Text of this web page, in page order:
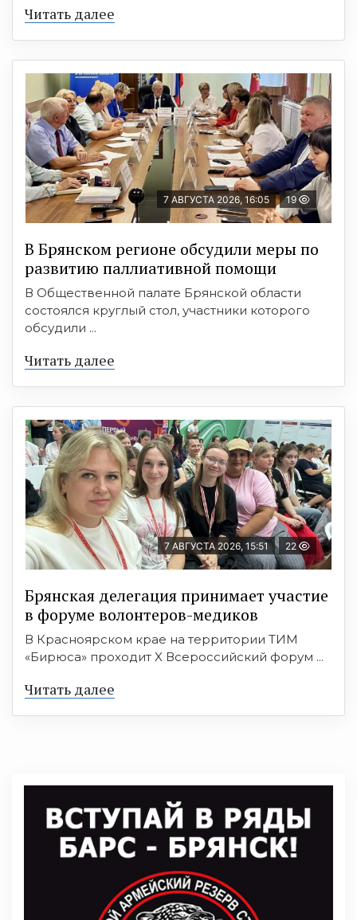
Читать далее
7 АВГУСТА 2026, 16:05 19
В Брянском регионе обсудили меры по
развитию паллиативной помощи
В Общественной палате Брянской области
состоялся круглый стол, участники которого
обсудили ...
Читать далее
7 АВГУСТА 2026, 15:51 22
Брянская делегация принимает участие
в форуме волонтеров-медиков
В Красноярском крае на территории ТИМ
«Бирюса» проходит X Всероссийский форум ...
Читать далее